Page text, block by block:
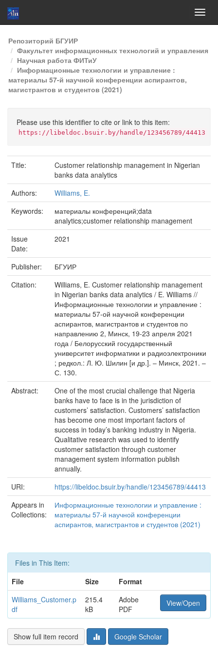
Skip
navigation
Репозиторий БГУИР
Факультет информационных технологий и управления
Научная работа ФИТиУ
Информационные технологии и управление :
материалы 57-й научной конференции аспирантов,
магистрантов и студентов (2021)
Please use this identifier to cite or link to this item:
https://libeldoc.bsuir.by/handle/123456789/44413
Title:
Customer relationship management in Nigerian
banks data analytics
Authors:
Williams, E.
Keywords:
материалы конференций;data
analytics;customer relationship management
Issue
Date:
2021
Publisher:
БГУИР
Citation:
Williams, E. Customer relationship management
in Nigerian banks data analytics / E. Williams //
Информационные технологии и управление :
материалы 57-ой научной конференции
аспирантов, магистрантов и студентов по
направлению 2, Минск, 19-23 апреля 2021
года / Белорусский государственный
университет информатики и радиоэлектроники
; редкол.: Л. Ю. Шилин [и др.]. – Минск, 2021. –
С. 130.
Abstract:
One of the most crucial challenge that Nigeria
banks have to face is in the jurisdiction of
customers’ satisfaction. Customers’ satisfaction
has become one most important factors of
success in today’s banking industry in Nigeria.
Qualitative research was used to identify
customer satisfaction through customer
management system information publish
annually.
URI:
https://libeldoc.bsuir.by/handle/123456789/44413
Appears in
Collections:
Информационные технологии и управление :
материалы 57-й научной конференции
аспирантов, магистрантов и студентов (2021)
Files in This Item:
File
Size
Format
Williams_Customer.p
df
215.4
kB
Adobe
PDF
View/Open
Show full item record Google Scholar